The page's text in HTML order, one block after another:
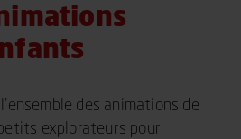
des animations de
explorateurs pour